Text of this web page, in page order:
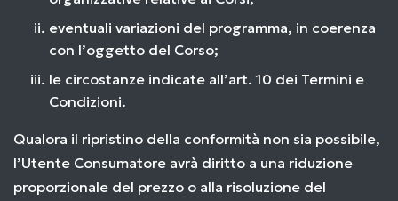
eventuali variazioni del programma, in coerenza
con l’oggetto del Corso;
le circostanze indicate all’art. 10 dei Termini e
Condizioni.
Qualora il ripristino della conformità non sia possibile,
l’Utente Consumatore avrà diritto a una riduzione
proporzionale del prezzo o alla risoluzione del